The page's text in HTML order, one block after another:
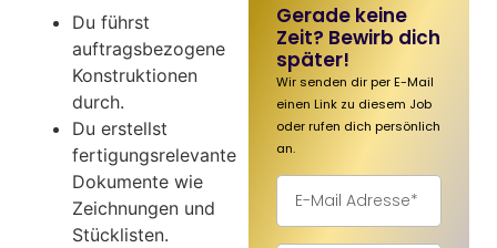
Du führst
auftragsbezogene
Konstruktionen
durch.
Du erstellst
fertigungsrelevante
Dokumente wie
Zeichnungen und
Stücklisten.
Gerade keine
Zeit? Bewirb dich
später!
Wir senden dir per E-Mail
einen Link zu diesem Job
oder rufen dich persönlich
an.